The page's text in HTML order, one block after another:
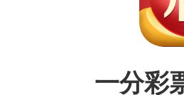
一分彩